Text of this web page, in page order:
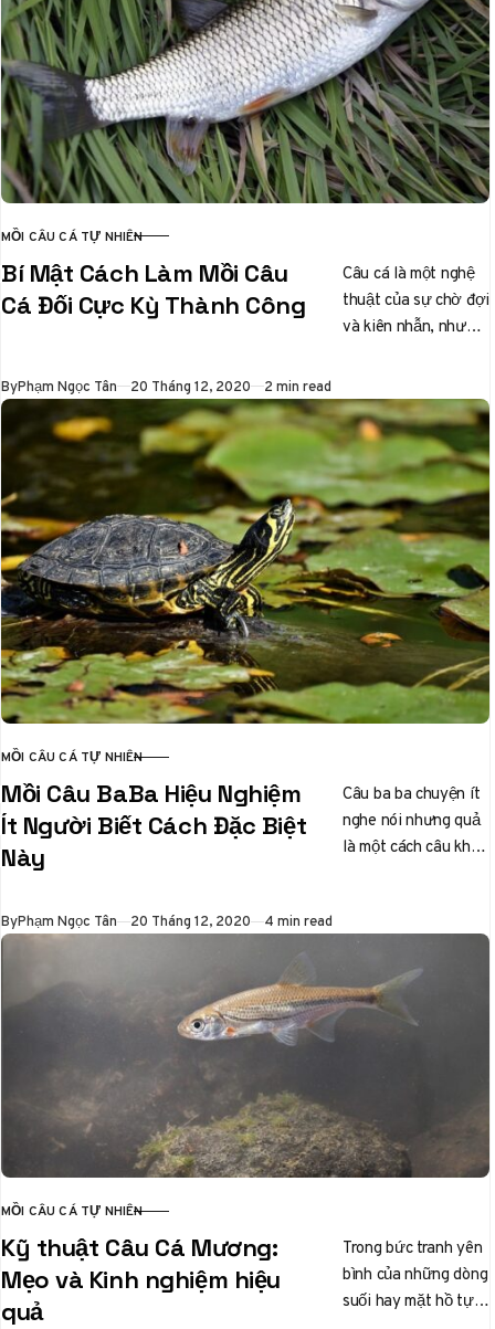
CATEGORY
MỒI CÂU CÁ TỰ NHIÊN
Bí Mật Cách Làm Mồi Câu
Cá Đối Cực Kỳ Thành Công
Câu cá là một nghệ
thuật của sự chờ đợi
và kiên nhẫn, nhưng
ByPhạm Ngọc Tân Published
20 Tháng 12, 2020 2 min read
CATEGORY
MỒI CÂU CÁ TỰ NHIÊN
Mồi Câu BaBa Hiệu Nghiệm
Ít Người Biết Cách Đặc Biệt
Này
Câu ba ba chuyện ít
nghe nói nhưng quả
là một cách câu khá
ByPhạm Ngọc Tân Published
20 Tháng 12, 2020 4 min read
CATEGORY
MỒI CÂU CÁ TỰ NHIÊN
Kỹ thuật Câu Cá Mương:
Mẹo và Kinh nghiệm hiệu
quả
Trong bức tranh yên
bình của những dòng
suối hay mặt hồ tự